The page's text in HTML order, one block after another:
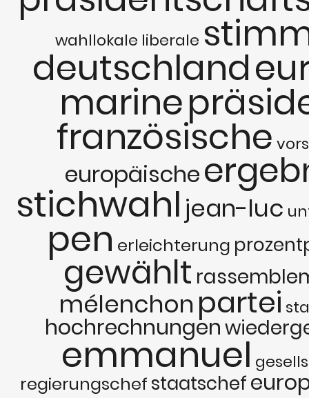
wahllokale liberale
deutschland
marine
französische
europäische
stichwahl jean-luc
pen erleichterung
gewählt
mélenchonpartei
hochrechnungen
emmanuel
regierungschef staatschef